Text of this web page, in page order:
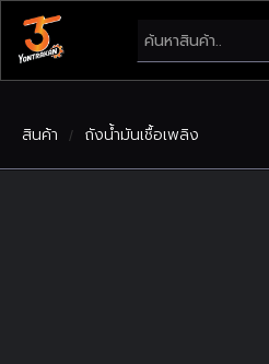
สินค้า / ถังน้ำมันเชื้อเพลิง